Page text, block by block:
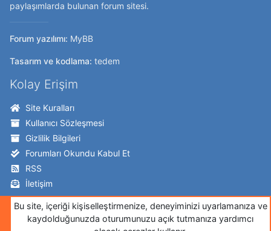
paylaşımlarda bulunan forum sitesi.
Forum yazılımı: MyBB
Tasarım ve kodlama: tedem
Kolay Erişim
Site Kuralları
Kullanıcı Sözleşmesi
Gizlilik Bilgileri
Forumları Okundu Kabul Et
RSS
İletişim
Takip Edin!
Bu site, içeriği kişiselleştirmenize, deneyiminizi uyarlamanıza ve
kaydolduğunuzda oturumunuzu açık tutmanıza yardımcı